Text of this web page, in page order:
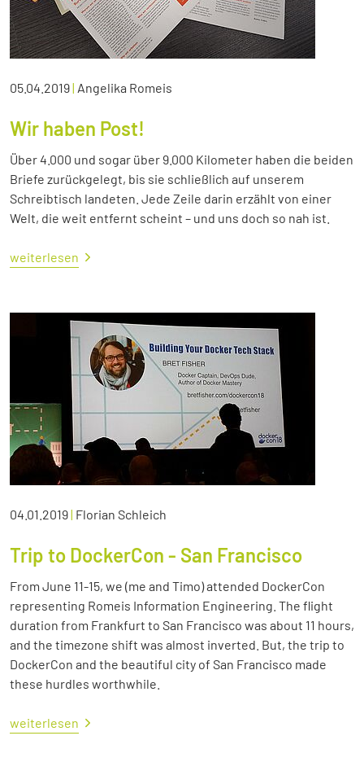
05.04.2019| Angelika Romeis
Wir haben Post!
Über 4.000 und sogar über 9.000 Kilometer haben die beiden
Briefe zurückgelegt, bis sie schließlich auf unserem
Schreibtisch landeten. Jede Zeile darin erzählt von einer
Welt, die weit entfernt scheint – und uns doch so nah ist.
weiterlesen
04.01.2019| Florian Schleich
Trip to DockerCon - San Francisco
From June 11-15, we (me and Timo) attended DockerCon
representing Romeis Information Engineering. The flight
duration from Frankfurt to San Francisco was about 11 hours,
and the timezone shift was almost inverted. But, the trip to
DockerCon and the beautiful city of San Francisco made
these hurdles worthwhile.
weiterlesen